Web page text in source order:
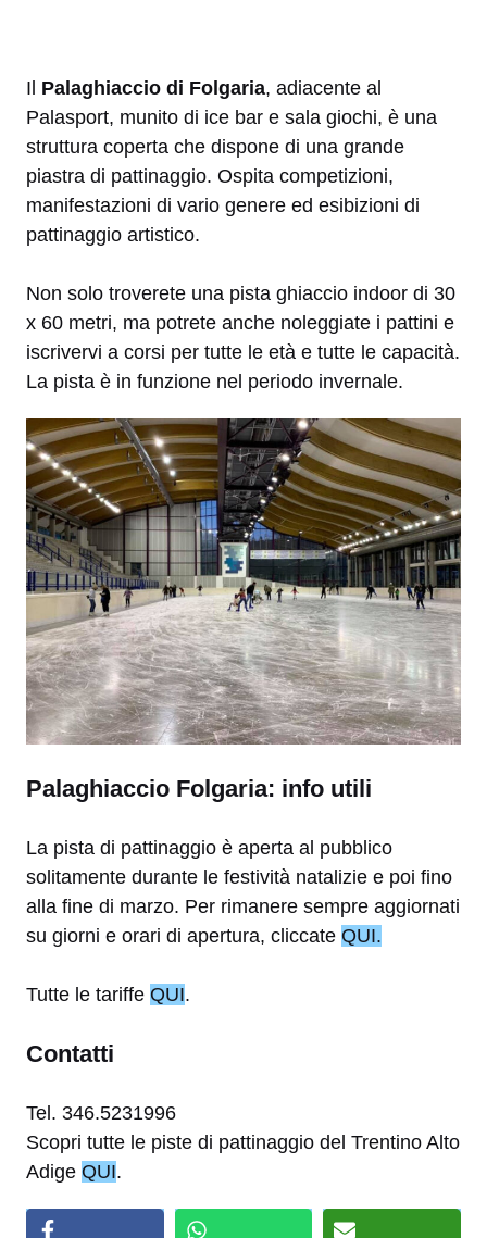
Il Palaghiaccio di Folgaria, adiacente al
Palasport, munito di ice bar e sala giochi, è una
struttura coperta che dispone di una grande
piastra di pattinaggio. Ospita competizioni,
manifestazioni di vario genere ed esibizioni di
pattinaggio artistico.
Non solo troverete una pista ghiaccio indoor di 30
x 60 metri, ma potrete anche noleggiate i pattini e
iscrivervi a corsi per tutte le età e tutte le capacità.
La pista è in funzione nel periodo invernale.
Palaghiaccio Folgaria: info utili
La pista di pattinaggio è aperta al pubblico
solitamente durante le festività natalizie e poi fino
alla fine di marzo. Per rimanere sempre aggiornati
su giorni e orari di apertura, cliccate QUI.
Tutte le tariffe QUI.
Contatti
Tel. 346.5231996
Scopri tutte le piste di pattinaggio del Trentino Alto
Adige QUI.